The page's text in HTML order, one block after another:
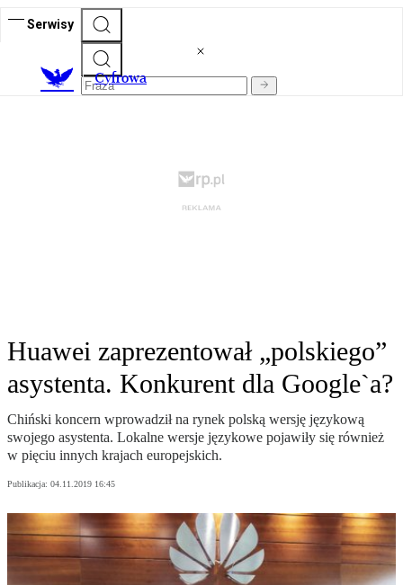
Serwisy
Cyfrowa
Huawei zaprezentował „polskiego”
asystenta. Konkurent dla Google`a?
Chiński koncern wprowadził na rynek polską wersję językową
swojego asystenta. Lokalne wersje językowe pojawiły się również
w pięciu innych krajach europejskich.
Publikacja: 04.11.2019 16:45